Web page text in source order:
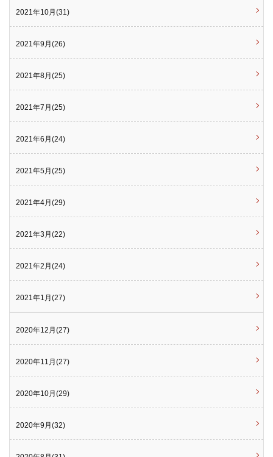
2021年10月(31)
2021年9月(26)
2021年8月(25)
2021年7月(25)
2021年6月(24)
2021年5月(25)
2021年4月(29)
2021年3月(22)
2021年2月(24)
2021年1月(27)
2020年12月(27)
2020年11月(27)
2020年10月(29)
2020年9月(32)